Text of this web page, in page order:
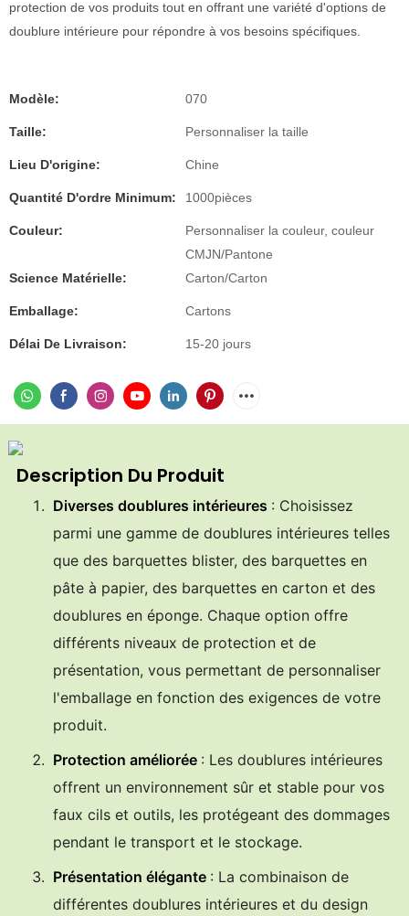
protection de vos produits tout en offrant une variété d'options de
doublure intérieure pour répondre à vos besoins spécifiques.
Modèle: 070
Taille: Personnaliser la taille
Lieu D'origine: Chine
Quantité D'ordre Minimum: 1000pièces
Couleur:
Personnaliser la couleur, couleur
CMJN/Pantone
Science Matérielle:
Carton/Carton
Emballage: Cartons
Délai De Livraison: 15-20 jours
Description Du Produit
Diverses doublures intérieures : Choisissez
parmi une gamme de doublures intérieures telles
que des barquettes blister, des barquettes en
pâte à papier, des barquettes en carton et des
doublures en éponge. Chaque option offre
différents niveaux de protection et de
présentation, vous permettant de personnaliser
l'emballage en fonction des exigences de votre
produit.
Protection améliorée : Les doublures intérieures
offrent un environnement sûr et stable pour vos
faux cils et outils, les protégeant des dommages
pendant le transport et le stockage.
Présentation élégante : La combinaison de
différentes doublures intérieures et du design